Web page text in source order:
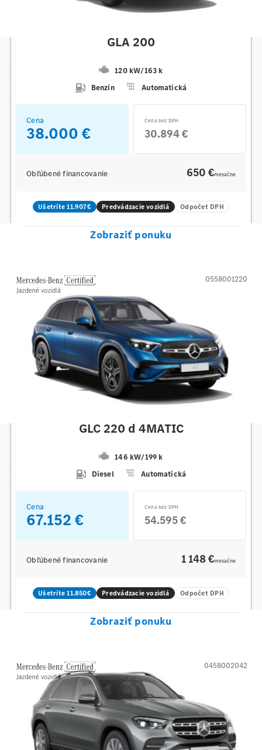
GLA 200
120 kW/163 k
Benzín
Automatická
Cena
38.000 €
Cena bez DPH
30.894 €
Obľúbené financovanie 650 €mesačne
Ušetríte 11.907€ Predvádzacie vozidlá Odpočet DPH
Zobraziť ponuku
GLC 220 d 4MATIC
146 kW/199 k
Diesel
Automatická
0558001220
Cena
67.152 €
Cena bez DPH
54.595 €
Obľúbené financovanie 1 148 €mesačne
Ušetríte 11.850€ Predvádzacie vozidlá Odpočet DPH
Zobraziť ponuku
0458002042